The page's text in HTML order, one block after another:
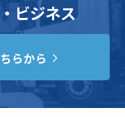
ビジネス
らから